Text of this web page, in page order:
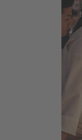
Chef's Academy